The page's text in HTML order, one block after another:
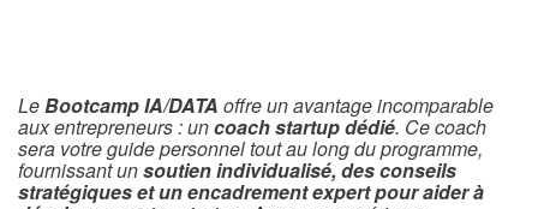
LeBootcamp IA/DATA offre un avantage incomparable
aux entrepreneurs : uncoach startup dédié. Ce coach
sera votre guide personnel tout au long du programme,
fournissant unsoutien individualisé, des conseils
stratégiques et un encadrement expert pour aider à